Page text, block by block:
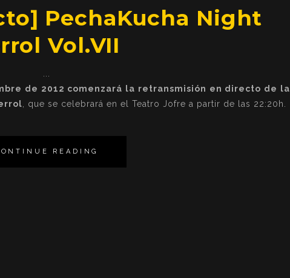
PechaKucha Night
Vol.VII
de 2012 comenzará la retransmisión en directo de la
, que se celebrará en el Teatro Jofre a partir de las 22:20h.
READING